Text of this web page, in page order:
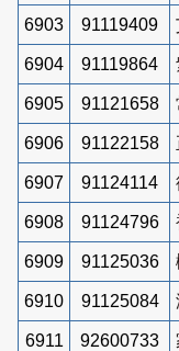
6903 91119409
6904 91119864
6905 91121658
6906 91122158
6907 91124114
6908 91124796
6909 91125036
6910 91125084
6911 92600733